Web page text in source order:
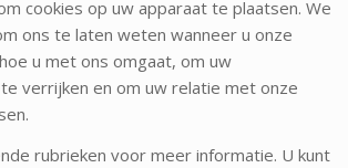
cookies op uw apparaat te plaatsen. We
ons te laten weten wanneer u onze
u met ons omgaat, om uw
verrijken en om uw relatie met onze
rubrieken voor meer informatie. U kunt